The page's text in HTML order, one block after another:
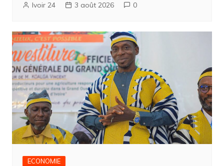
Ivoir 24 3 août 2026 0
ECONOMIE